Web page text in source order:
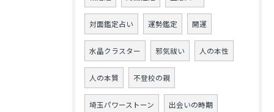
対面鑑定占い 運勢鑑定 開運
水晶クラスター 邪気祓い 人の本性
人の本質 不登校の親
埼玉パワーストーン 出会いの時期